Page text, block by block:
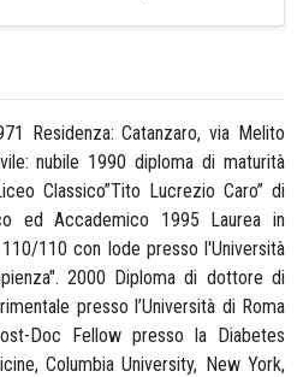
Residenza: Catanzaro, via Melito
nubile 1990 diploma di maturità
Classico”Tito Lucrezio Caro” di
ed Accademico 1995 Laurea in
110 con lode presso l'Università
2000 Diploma di dottore di
presso l’Università di Roma
Doc Fellow presso la Diabetes
Columbia University, New York,